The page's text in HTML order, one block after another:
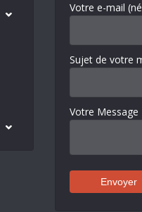
Votre e-mail
Sujet de votre
Votre Message